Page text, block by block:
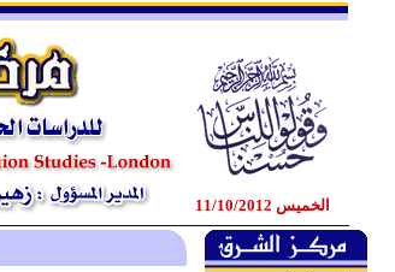
الخميس 11/10/2012